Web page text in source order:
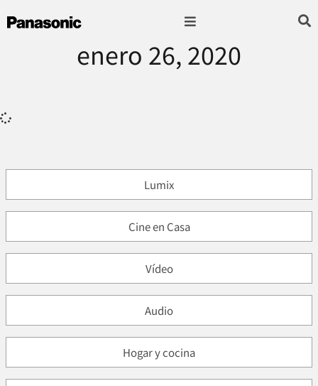
enero 26, 2020
Lumix
Cine en Casa
Vídeo
Audio
Hogar y cocina